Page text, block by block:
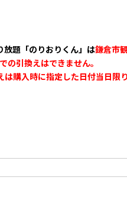
江ノ電ビル４F）／9:00～
の駅や江ノ島電鉄の駅で
サービスも実施中！！（
放題「のりおりくん」は鎌倉市
の引換えはできません。
購入時に指定した日付当日限